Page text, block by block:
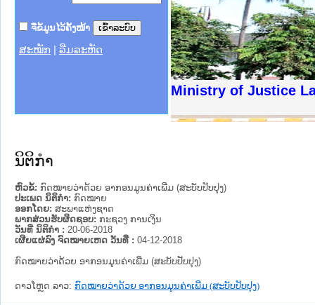
ຈື່ຂໍ້ມູນໄວ້ຄັ້ງໜ້າ
ສະໝັກ ລືມລະຫັດ
Ministry of Justice
າຊົນ ພາກເໜືອ
ການ
ກາງ
ໃຕ້
ຕຳຫຼວດປະຊາຊົນ
ສັນຕິບານປະຊາຊົນ
ກເໜືອ
າຊົນ ພາກກາງ
ນິຕິກໍາ
ຫົວຂໍ້: ກົດໝາຍວ່າດ້ວຍ ອາກອນມູນຄ່າເພີ່ມ (ສະບັບປັບປຸງ)
ປະເພດ ນິຕິກໍາ: ກົດໝາຍ
ອອກໂດຍ: ສະພາແຫ່ງຊາດ
ພາກສ່ວນຮັບຜິດຊອບ: ກະຊວງ ການເງິນ
ວັນທີ່ ນິຕິກໍາ : 20-06-2018
ເຜີຍແຜ່ລົງ ຈົດໝາຍເຫດ ວັນທີ່ : 04-12-2018
ກົດໝາຍວ່າດ້ວຍ ອາກອນມູນຄ່າເພີ່ມ (ສະບັບປັບປຸງ)
ດາວໂຫຼດ ລາວ: ກົດໝາຍວ່າດ້ວຍ ອາກອນມູນຄ່າເພີ່ມ (ສະບັບປັບປຸງ)